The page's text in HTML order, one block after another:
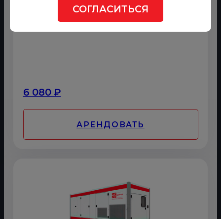
Мощность, кВт
Масса полная,
6 080 ₽
АРЕНДОВАТЬ
СОГЛАСИТЬСЯ